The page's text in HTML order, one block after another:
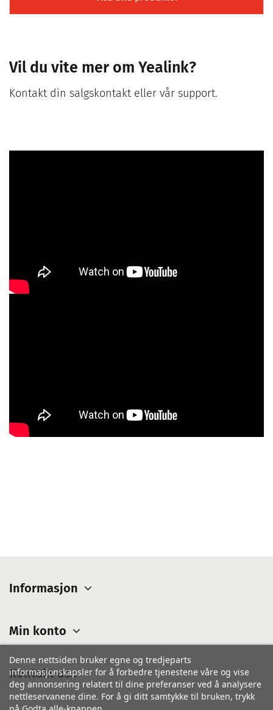
Vil du vite mer om Yealink?
Kontakt din salgskontakt eller vår support.
Informasjon
Min konto
Kontakt oss
Denne nettsiden bruker egne og tredjeparts
informasjonskapsler for å forbedre tjenestene våre og vise
deg annonsering relatert til dine preferanser ved å analysere
nettleservanene dine. For å gi ditt samtykke til bruken, trykk